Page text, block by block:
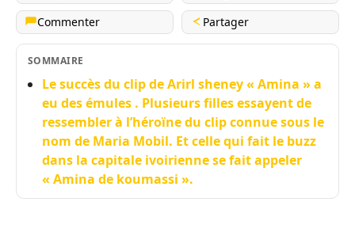
Commenter
Partager
SOMMAIRE
Le succès du clip de Arirl sheney « Amina » a
eu des émules . Plusieurs filles essayent de
ressembler à l’héroïne du clip connue sous le
nom de Maria Mobil. Et celle qui fait le buzz
dans la capitale ivoirienne se fait appeler
« Amina de koumassi ».